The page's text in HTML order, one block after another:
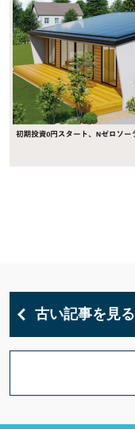
古い記事を見る